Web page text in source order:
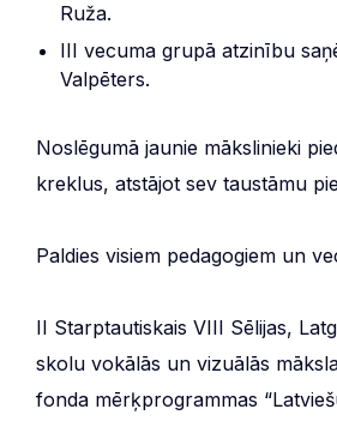
Ruža.
III vecuma grupā atzinību
Valpēters.
Noslēgumā jaunie mākslinieki
kreklus, atstājot sev taustāmu
Paldies visiem pedagogiem un
II Starptautiskais VIII Sēlijas,
skolu vokālās un vizuālās
fonda mērķprogrammas